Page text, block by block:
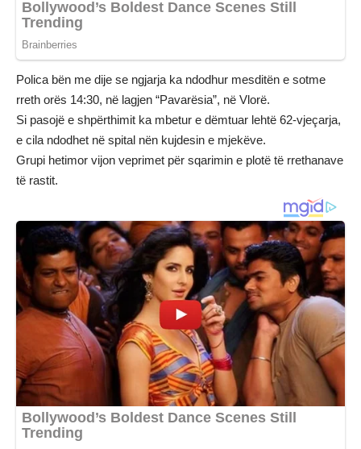
Polica bën me dije se ngjarja ka ndodhur mesditën e sotme
rreth orës 14:30, në lagjen “Pavarësia”, në Vlorë.
Si pasojë e shpërthimit ka mbetur e dëmtuar lehtë 62-vjeçarja,
e cila ndodhet në spital nën kujdesin e mjekëve.
Grupi hetimor vijon veprimet për sqarimin e plotë të rrethanave
të rastit.